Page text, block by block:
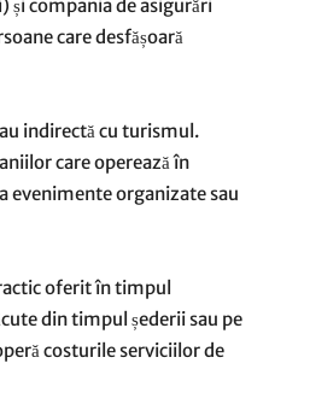
compania de asigurări
care desfășoară
indirectă cu turismul.
care operează în
evenimente organizate sau
oferit în timpul
din timpul șederii sau pe
costurile serviciilor de